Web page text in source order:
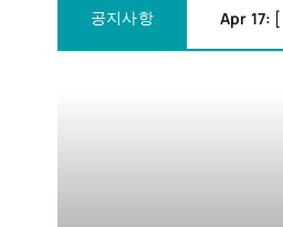
공지사항 Apr 17: